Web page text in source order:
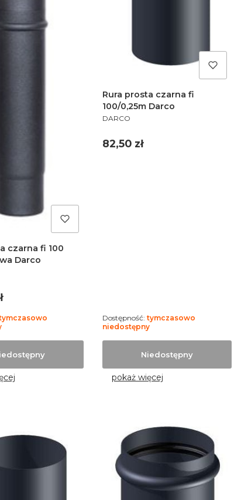
czarna fi 100
Darco
Rura prosta czarna fi
100/0,25m Darco
PRODUCENT
DARCO
Cena
82,50 zł
Niedostępny
Dostępność: tymczasowo
niedostępny
pokaż więcej